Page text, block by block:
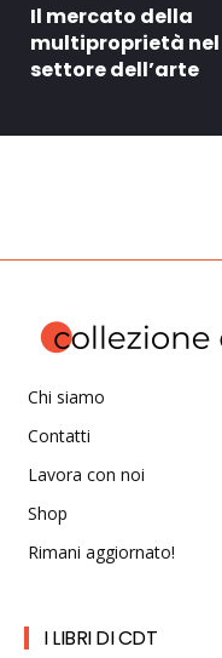
Il mercato della
multiproprietà nel
settore dell’arte
Chi siamo
Contatti
Lavora con noi
Shop
Rimani aggiornato!
I LIBRI DI CDT